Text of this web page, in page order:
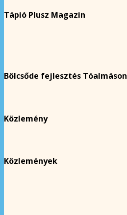
Tápió Plusz Magazin
Bölcsőde fejlesztés Tóalmáson
Közlemény
Közlemények